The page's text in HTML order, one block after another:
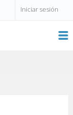
Iniciar sesión